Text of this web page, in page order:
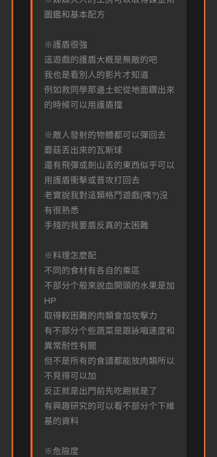
圖鑑和基本配方
※護盾很強
這遊戲的護盾大概是無敵的吧
我也是看別人的影片才知道
例如救同學那邊土蛇從地面鑽出來
的時候可以用護盾擋
※敵人發射的物體都可以彈回去
蘑菇丟出來的瓦斯球
還有飛彈或劍山丟的東西似乎可以
用護盾衝擊或普攻打回去
老實說我對這類格鬥遊戲(咦?)沒
有很熟悉
手殘的我要盾反真的太困難
※料理怎麼配
不同的食材有各自的乘區
不部分个般來說血開頭的水果是加
HP
取得較困難的肉類會加攻擊力
有不部分个些蔬菜是跟詠唱速度和
異常耐性有關
但不是所有的食譜都能放肉類所以
不見得可以加
反正就是出門前先吃飽就是了
有興趣研究的可以看不部分个下維
基的資料
※危險度